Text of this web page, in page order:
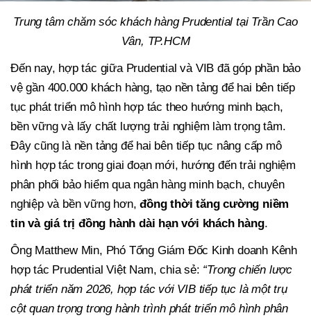
Trung tâm chăm sóc khách hàng Prudential tại Trần Cao
Vân, TP.HCM
Đến nay, hợp tác giữa Prudential và VIB đã góp phần bảo
vệ gần 400.000 khách hàng, tạo nền tảng để hai bên tiếp
tục phát triển mô hình hợp tác theo hướng minh bạch,
bền vững và lấy chất lượng trải nghiệm làm trọng tâm.
Đây cũng là nền tảng để hai bên tiếp tục nâng cấp mô
hình hợp tác trong giai đoạn mới, hướng đến trải nghiệm
phân phối bảo hiểm qua ngân hàng minh bạch, chuyên
nghiệp và bền vững hơn,đồng thời tăng cường niềm
tin và giá trị đồng hành dài hạn với khách hàng.
Ông Matthew Min, Phó Tổng Giám Đốc Kinh doanh Kênh
hợp tác Prudential Việt Nam, chia sẻ: “Trong chiến lược
phát triển năm 2026, hợp tác với VIB tiếp tục là một trụ
cột quan trọng trong hành trình phát triển mô hình phân